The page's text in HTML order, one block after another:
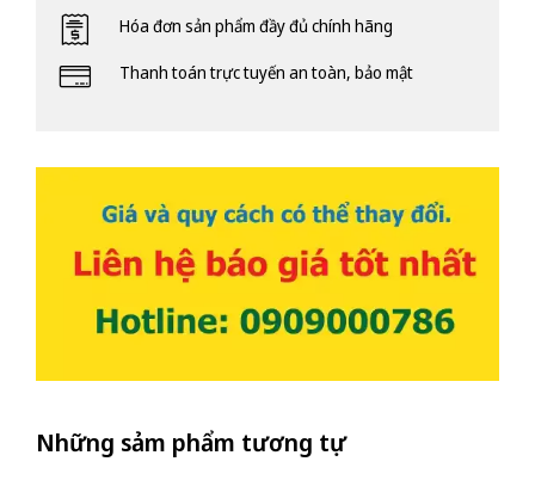
Hóa đơn sản phẩm đầy đủ chính hãng
Thanh toán trực tuyến an toàn, bảo mật
Những sảm phẩm tương tự